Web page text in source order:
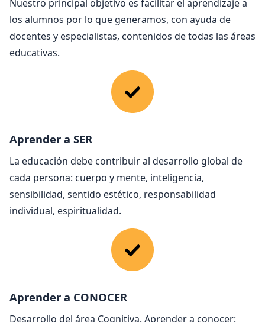
Nuestro principal objetivo es facilitar el aprendizaje a
los alumnos por lo que generamos, con ayuda de
docentes y especialistas, contenidos de todas las áreas
educativas.
Aprender a SER
La educación debe contribuir al desarrollo global de
cada persona: cuerpo y mente, inteligencia,
sensibilidad, sentido estético, responsabilidad
individual, espiritualidad.
Aprender a CONOCER
Desarrollo del área Cognitiva. Aprender a conocer: